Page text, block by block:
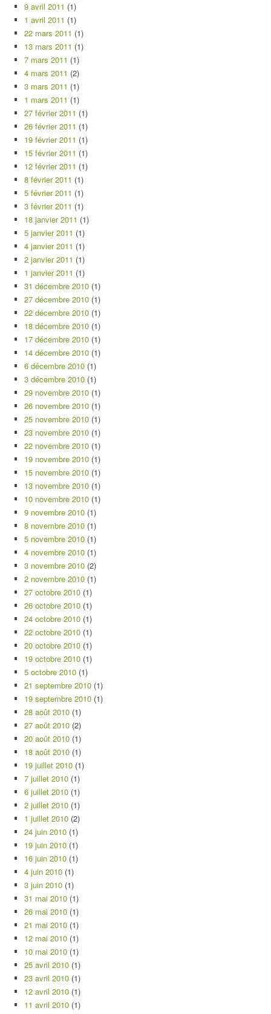
9 avril 2011 (1)
1 avril 2011 (1)
22 mars 2011 (1)
13 mars 2011 (1)
7 mars 2011 (1)
4 mars 2011 (2)
3 mars 2011 (1)
1 mars 2011 (1)
27 février 2011 (1)
26 février 2011 (1)
19 février 2011 (1)
15 février 2011 (1)
12 février 2011 (1)
8 février 2011 (1)
5 février 2011 (1)
3 février 2011 (1)
18 janvier 2011 (1)
5 janvier 2011 (1)
4 janvier 2011 (1)
2 janvier 2011 (1)
1 janvier 2011 (1)
31 décembre 2010 (1)
27 décembre 2010 (1)
22 décembre 2010 (1)
18 décembre 2010 (1)
17 décembre 2010 (1)
14 décembre 2010 (1)
6 décembre 2010 (1)
3 décembre 2010 (1)
29 novembre 2010 (1)
26 novembre 2010 (1)
25 novembre 2010 (1)
23 novembre 2010 (1)
22 novembre 2010 (1)
19 novembre 2010 (1)
15 novembre 2010 (1)
13 novembre 2010 (1)
10 novembre 2010 (1)
9 novembre 2010 (1)
8 novembre 2010 (1)
5 novembre 2010 (1)
4 novembre 2010 (1)
3 novembre 2010 (2)
2 novembre 2010 (1)
27 octobre 2010 (1)
26 octobre 2010 (1)
24 octobre 2010 (1)
22 octobre 2010 (1)
20 octobre 2010 (1)
19 octobre 2010 (1)
5 octobre 2010 (1)
21 septembre 2010 (1)
19 septembre 2010 (1)
28 août 2010 (1)
27 août 2010 (2)
20 août 2010 (1)
18 août 2010 (1)
19 juillet 2010 (1)
7 juillet 2010 (1)
6 juillet 2010 (1)
2 juillet 2010 (1)
1 juillet 2010 (2)
24 juin 2010 (1)
19 juin 2010 (1)
16 juin 2010 (1)
4 juin 2010 (1)
3 juin 2010 (1)
31 mai 2010 (1)
26 mai 2010 (1)
21 mai 2010 (1)
12 mai 2010 (1)
10 mai 2010 (1)
25 avril 2010 (1)
23 avril 2010 (1)
12 avril 2010 (1)
11 avril 2010 (1)